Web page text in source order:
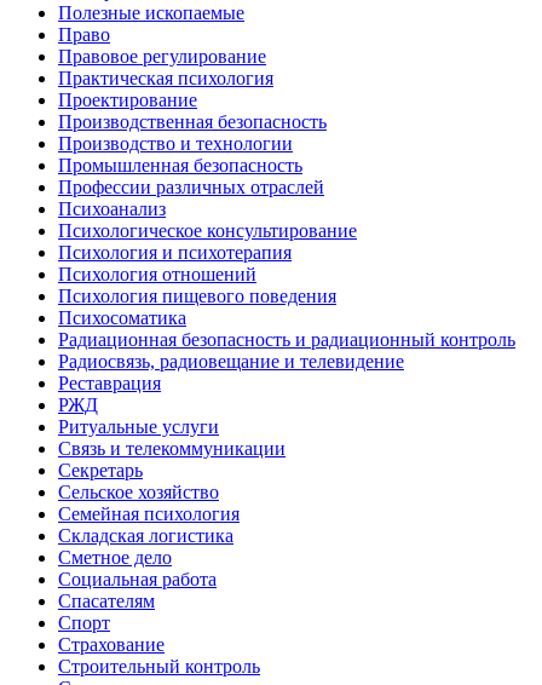
Полезные ископаемые
Право
Правовое регулирование
Практическая психология
Проектирование
Производственная безопасность
Производство и технологии
Промышленная безопасность
Профессии различных отраслей
Психоанализ
Психологическое консультирование
Психология и психотерапия
Психология отношений
Психология пищевого поведения
Психосоматика
Радиационная безопасность и радиационный контроль
Радиосвязь, радиовещание и телевидение
Реставрация
РЖД
Ритуальные услуги
Связь и телекоммуникации
Секретарь
Сельское хозяйство
Семейная психология
Складская логистика
Сметное дело
Социальная работа
Спасателям
Спорт
Страхование
Строительный контроль